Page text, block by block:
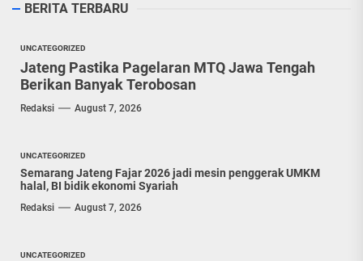
BERITA TERBARU
UNCATEGORIZED
Jateng Pastika Pagelaran MTQ Jawa Tengah
Berikan Banyak Terobosan
Redaksi August 7, 2026
UNCATEGORIZED
Semarang Jateng Fajar 2026 jadi mesin penggerak UMKM
halal, BI bidik ekonomi Syariah
Redaksi August 7, 2026
UNCATEGORIZED